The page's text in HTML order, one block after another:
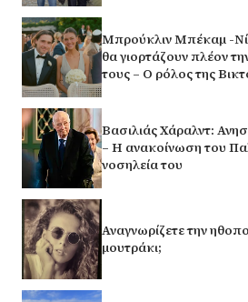
Μπρούκλιν Μπέκαμ -
θα γιορτάζουν πλέον
τους – Ο ρόλος της
Βασιλιάς Χάραλντ:
– Η ανακοίνωση του
νοσηλεία του
Αναγνωρίζετε την
μουτράκι;